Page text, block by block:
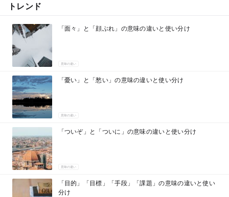
トレンド
「面々」と「顔ぶれ」の意味の違いと使い分け
意味の違い
「憂い」と「愁い」の意味の違いと使い分け
意味の違い
「ついぞ」と「ついに」の意味の違いと使い分け
意味の違い
「目的」「目標」「手段」「課題」の意味の違いと使い
分け